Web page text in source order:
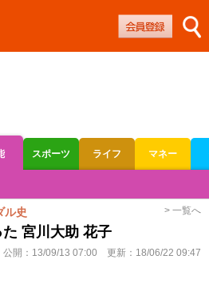
スポーツ ライフ マネー
レース
ル史 > 一覧へ
宮川大助 花子
公開： 13/09/13 07:00 更新： 18/06/22 09:47